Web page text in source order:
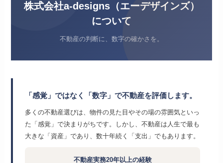
株式会社a-designs（エーデザインズ）
について
不動産の判断に、数字の確かさを。
「感覚」ではなく「数字」で不動産を評価します。
多くの不動産選びは、物件の見た目やその場の雰囲気といっ
た「感覚」で決まりがちです。しかし、不動産は人生で最も
大きな「資産」であり、数十年続く「支出」でもあります。
不動産実務20年以上の経験